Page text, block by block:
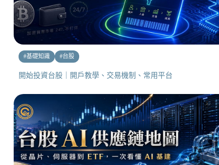
#基礎知識 #台股
開始投資台股｜開戶教學、交易機制、常用平台